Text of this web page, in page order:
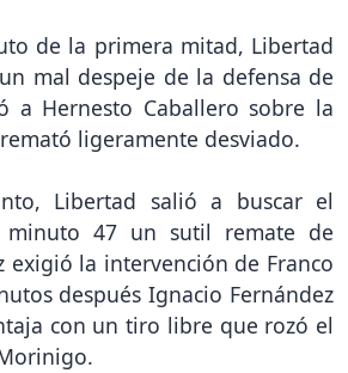
de la primera mitad, Libertad
mal despeje de la defensa de
a Hernesto Caballero sobre la
ligeramente desviado.
Libertad salió a buscar el
47 un sutil remate de
exigió la intervención de Franco
después Ignacio Fernández
con un tiro libre que rozó el